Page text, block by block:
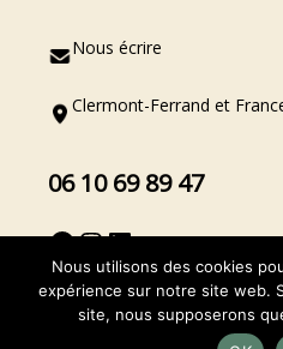
Nous écrire
Clermont-Ferrand et
06 10 69 89 47
Nous utilisons des cookies
expérience sur notre site web.
site, nous supposerons